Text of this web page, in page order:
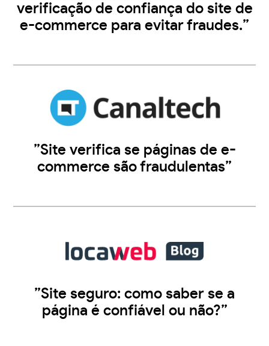
verificação de confiança do site de
e-commerce para evitar fraudes.”
”Site verifica se páginas de e-
commerce são fraudulentas”
”Site seguro: como saber se a
página é confiável ou não?”